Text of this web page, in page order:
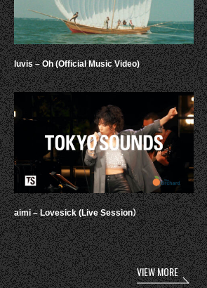
luvis – Oh (Official Music Video)
aimi – Lovesick (Live Session）
VIEW MORE